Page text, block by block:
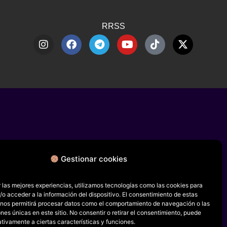
Gestionar cookies
las mejores experiencias, utilizamos tecnologías como las cookies para
o acceder a la información del dispositivo. El consentimiento de estas
permitirá procesar datos como el comportamiento de navegación o las
únicas en este sitio. No consentir o retirar el consentimiento, puede
a ciertas características y funciones.
RRSS